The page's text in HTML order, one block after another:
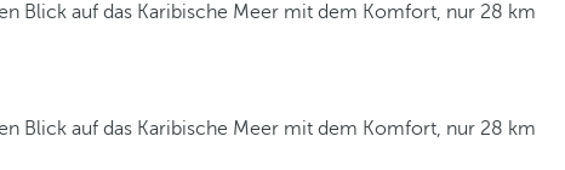
Blick auf das Karibische Meer mit dem Komfort, nur 28 km
Blick auf das Karibische Meer mit dem Komfort, nur 28 km